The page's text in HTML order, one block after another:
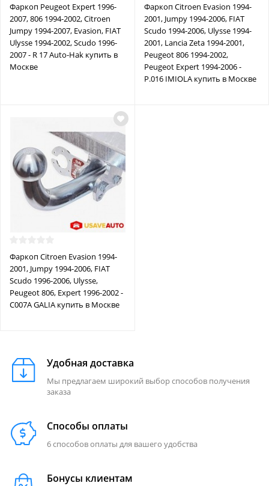
Фаркоп Peugeot Expert 1996-
2007, 806 1994-2002, Citroen
Jumpy 1994-2007, Evasion, FIAT
Ulysse 1994-2002, Scudo 1996-
2007 - R 17 Auto-Hak купить в
Москве
Фаркоп Citroen Evasion 1994-
2001, Jumpy 1994-2006, FIAT
Scudo 1994-2006, Ulysse 1994-
2001, Lancia Zeta 1994-2001,
Peugeot 806 1994-2002,
Peugeot Expert 1994-2006 -
P.016 IMIOLA купить в Москве
Фаркоп Citroen Evasion 1994-
2001, Jumpy 1994-2006, FIAT
Scudo 1996-2006, Ulysse,
Peugeot 806, Expert 1996-2002 -
C007A GALIA купить в Москве
Удобная доставка
Мы предлагаем широкий выбор способов получения
заказа
Способы оплаты
6 способов оплаты для вашего удобства
Бонусы клиентам